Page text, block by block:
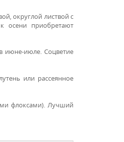
округлой листвой с
осени приобретают
июне-июле. Соцветие
или рассеянное
флоксами). Лучший